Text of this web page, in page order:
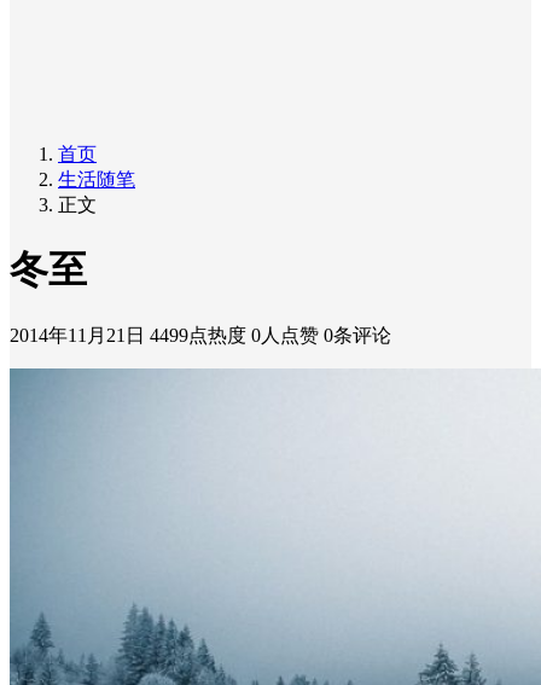
首页
生活随笔
正文
冬至
2014年11月21日 4499点热度 0人点赞 0条评论